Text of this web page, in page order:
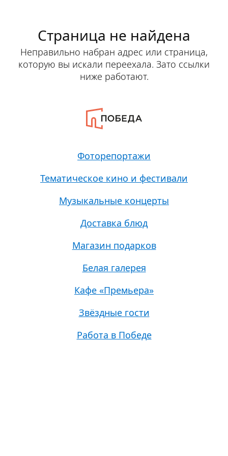
Страница не найдена
Неправильно набран адрес или страница,
которую вы искали переехала. Зато ссылки
ниже работают.
Фоторепортажи
Тематическое кино и фестивали
Музыкальные концерты
Доставка блюд
Магазин подарков
Белая галерея
Кафе «Премьера»
Звёздные гости
Работа в Победе